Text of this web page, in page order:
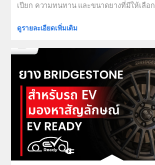
เปียก ความทนทาน และขนาดยางที่มีให้เลือก
ดูรายละเอียดเพิ่มเติม